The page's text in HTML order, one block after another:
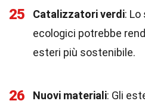
25 Catalizzatori verdi:
ecologici potrebbe
esteri più sostenibile.
26 Nuovi materiali: Gli